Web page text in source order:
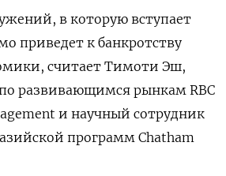
в которую вступает
приведет к банкротству
считает Тимоти Эш,
развивающимся рынкам RBC
и научный сотрудник
программ Chatham